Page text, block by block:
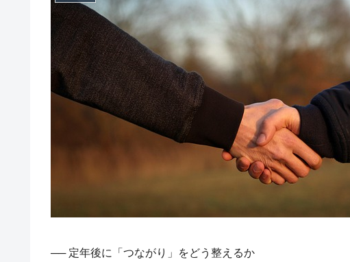
── 定年後に「つながり」をどう整えるか